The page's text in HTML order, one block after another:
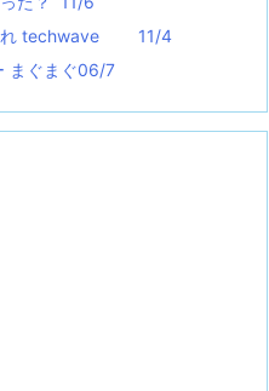
techwave
11/4
まぐまぐ06/7